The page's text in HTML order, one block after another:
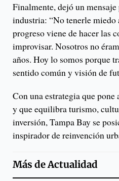
Finalmente, dejó un
industria: “No tenerle miedo
progreso viene de hacer las
improvisar. Nosotros no
años. Hoy lo somos porque
sentido común y visión de
Con una estrategia que pone
y que equilibra turismo,
inversión, Tampa Bay se
inspirador de reinvención
Más deActualidad